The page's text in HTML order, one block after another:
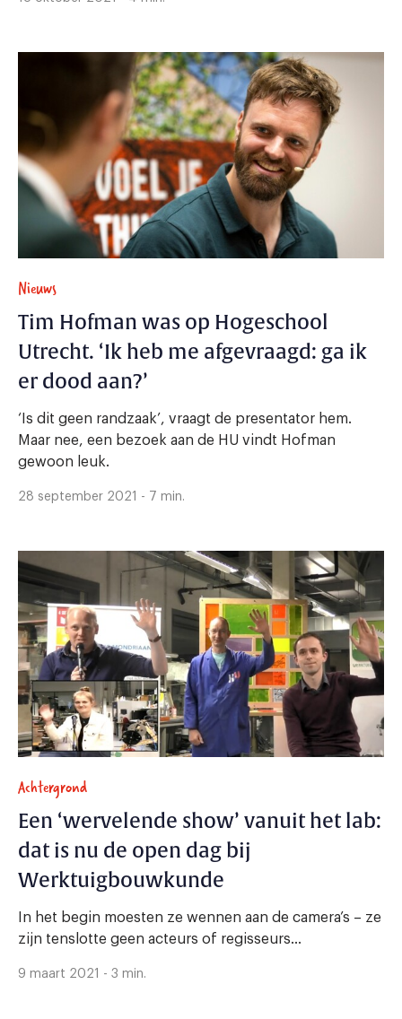
Nieuws
Tim Hofman was op Hogeschool
Utrecht. ‘Ik heb me afgevraagd: ga ik
er dood aan?’
‘Is dit geen randzaak’, vraagt de presentator hem.
Maar nee, een bezoek aan de HU vindt Hofman
gewoon leuk.
28 september 2021 - 7 min.
Achtergrond
Een ‘wervelende show’ vanuit het lab:
dat is nu de open dag bij
Werktuigbouwkunde
In het begin moesten ze wennen aan de camera’s – ze
zijn tenslotte geen acteurs of regisseurs...
9 maart 2021 - 3 min.